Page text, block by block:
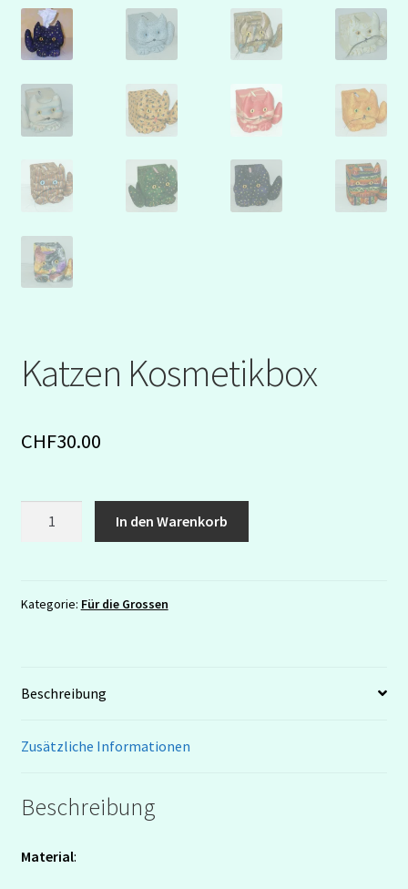
Katzen Kosmetikbox
CHF30.00
In den Warenkorb
Kategorie: Für die Grossen
Beschreibung
Zusätzliche Informationen
Beschreibung
Material: